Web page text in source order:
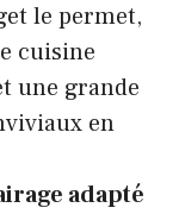
le permet,
cuisine
une grande
en
adapté